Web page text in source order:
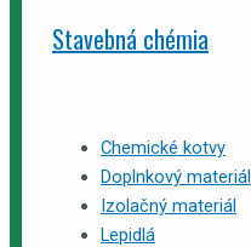
Stavebná chémia
Chemické kotvy
Doplnkový materiál
Izolačný materiál
Lepidlá